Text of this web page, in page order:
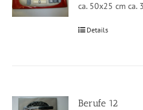
ca. 50x25 cm ca.
Details
Berufe 12